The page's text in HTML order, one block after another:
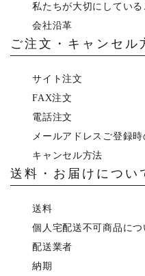
私たちが大切にしている
会社沿革
ご注文・キャンセル
サイト注文
FAX注文
電話注文
メールアドレスご登録
キャンセル方法
送料・お届けについ
送料
個人宅配送不可商品につ
配送業者
納期